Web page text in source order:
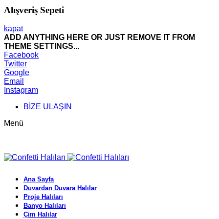
Alışveriş Sepeti
kapat
ADD ANYTHING HERE OR JUST REMOVE IT FROM
THEME SETTINGS...
Facebook
Twitter
Google
Email
Instagram
BİZE ULAŞIN
Menü
Ana Sayfa
Duvardan Duvara Halılar
Proje Halıları
Banyo Halıları
Çim Halılar